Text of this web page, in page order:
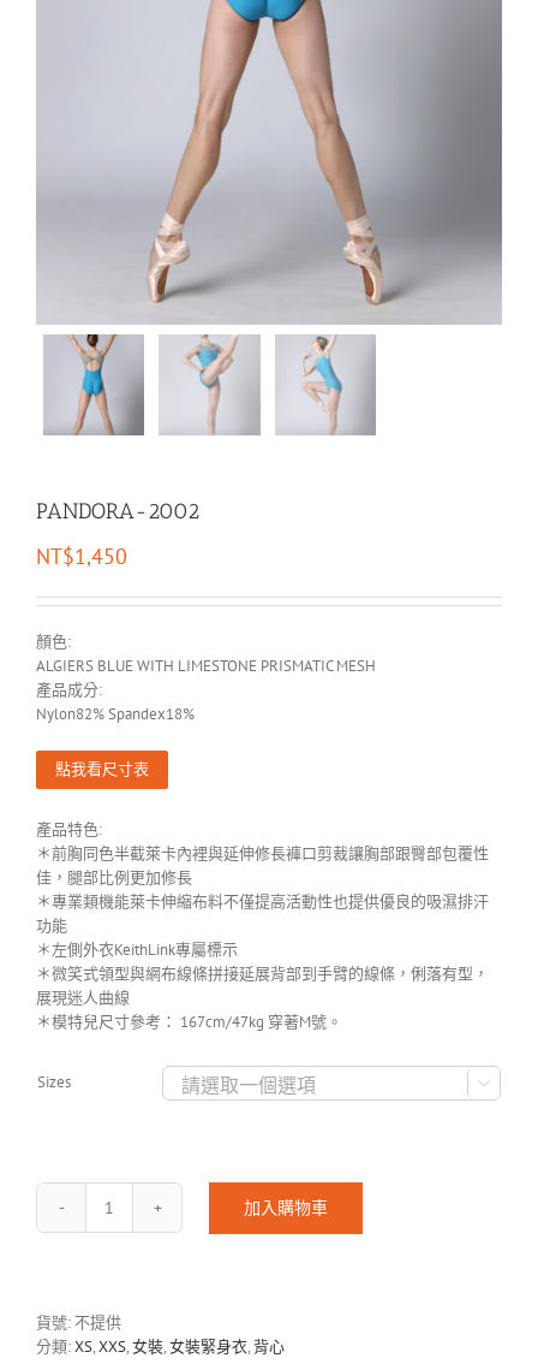
PANDORA-2002
NT$1,450
顏色:
ALGIERS BLUE WITH LIMESTONE PRISMATIC MESH
產品成分:
Nylon82% Spandex18%
點我看尺寸表
產品特色:
＊前胸同色半截萊卡內裡與延伸修長褲口剪裁讓胸部跟臀部包覆性
佳，腿部比例更加修長
＊專業類機能萊卡伸縮布料不僅提高活動性也提供優良的吸濕排汗
功能
＊左側外衣KeithLink專屬標示
＊微笑式領型與網布線條拼接延展背部到手臂的線條，俐落有型，
展現迷人曲線
＊模特兒尺寸參考： 167cm/47kg 穿著M號。
Sizes 
PANDORA-
加入購物車
貨號:不提供
分類:XS,XXS,女裝,女裝緊身衣,背心